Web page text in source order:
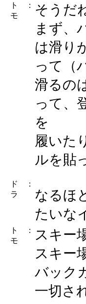
ト
モ
：
そうだ
まず、
は滑り
って（
滑るの
って、
を
履いた
ルを貼
ド
ラ
：
なるほ
たいな
ト
モ
：
スキー
スキー
バック
一切さ